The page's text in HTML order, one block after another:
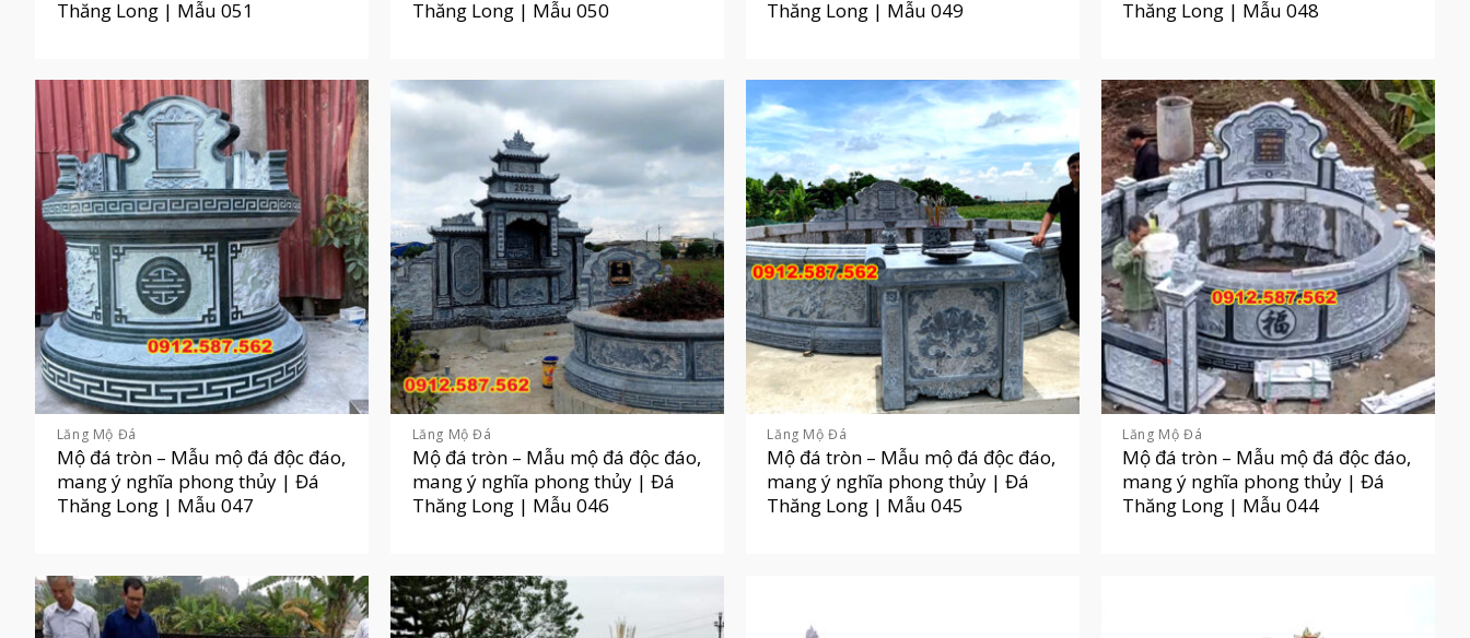
Thăng Long | Mẫu 051
Thăng Long | Mẫu 050
Thăng Long | Mẫu 049
Thăng Long | Mẫu 048
Lăng Mộ Đá
Mộ đá tròn – Mẫu mộ đá độc đáo,
mang ý nghĩa phong thủy | Đá
Thăng Long | Mẫu 047
Lăng Mộ Đá
Mộ đá tròn – Mẫu mộ đá độc đáo,
mang ý nghĩa phong thủy | Đá
Thăng Long | Mẫu 046
Lăng Mộ Đá
Mộ đá tròn – Mẫu mộ đá độc đáo,
mang ý nghĩa phong thủy | Đá
Thăng Long | Mẫu 045
Lăng Mộ Đá
Mộ đá tròn – Mẫu mộ đá độc đáo,
mang ý nghĩa phong thủy | Đá
Thăng Long | Mẫu 044